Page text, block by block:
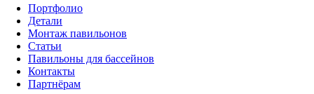
Портфолио
Детали
Монтаж павильонов
Статьи
Павильоны для бассейнов
Контакты
Партнёрам